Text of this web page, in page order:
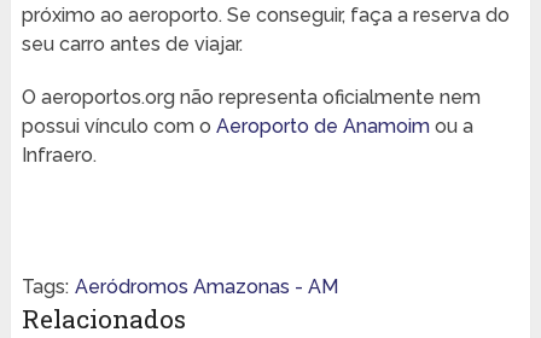
próximo ao aeroporto. Se conseguir, faça a reserva do
seu carro antes de viajar.
O aeroportos.org não representa oficialmente nem
possui vínculo com o Aeroporto de Anamoimou a
Infraero.
Tags: Aeródromos Amazonas - AM
Relacionados